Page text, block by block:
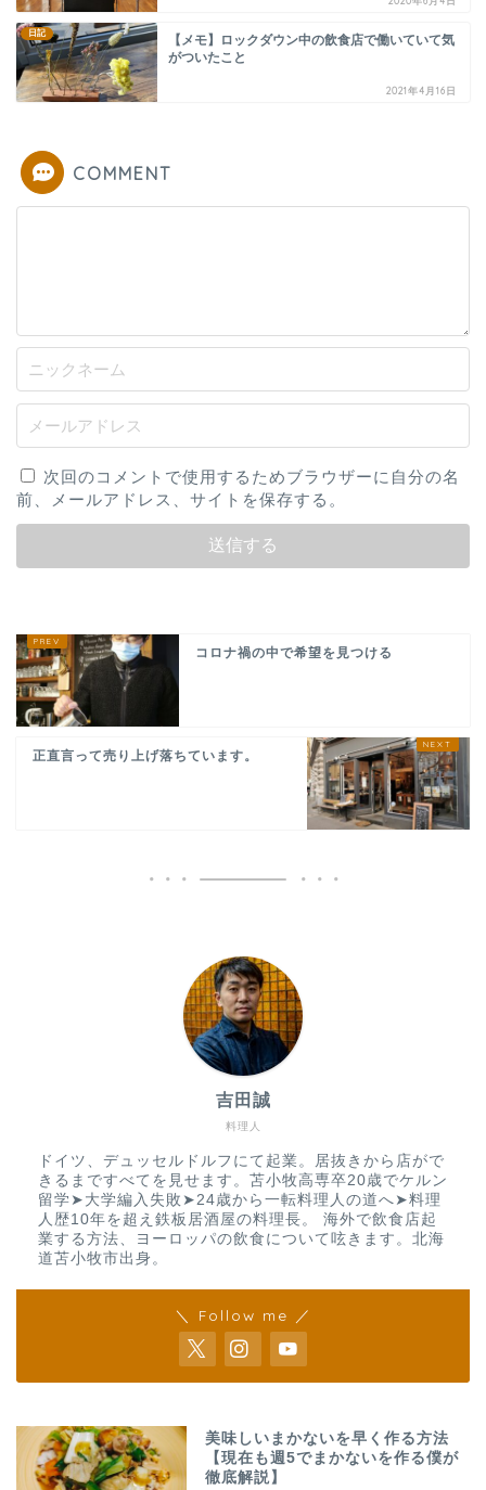
日記
【メモ】ロックダウン中の飲食店で働いていて気
がついたこと
2021年4月16日
COMMENT
次回のコメントで使用するためブラウザーに自分の名
前、メールアドレス、サイトを保存する。
コロナ禍の中で希望を見つける
正直言って売り上げ落ちています。
料理人
吉田誠
ドイツ、デュッセルドルフにて起業。居抜きから店がで
きるまですべてを見せます。苫小牧高専卒20歳でケルン
留学➤大学編入失敗➤24歳から一転料理人の道へ➤料理
人歴10年を超え鉄板居酒屋の料理長。 海外で飲食店起
業する方法、ヨーロッパの飲食について呟きます。北海
道苫小牧市出身。
＼ Follow me ／
美味しいまかないを早く作る方法
【現在も週5でまかないを作る僕が
徹底解説】